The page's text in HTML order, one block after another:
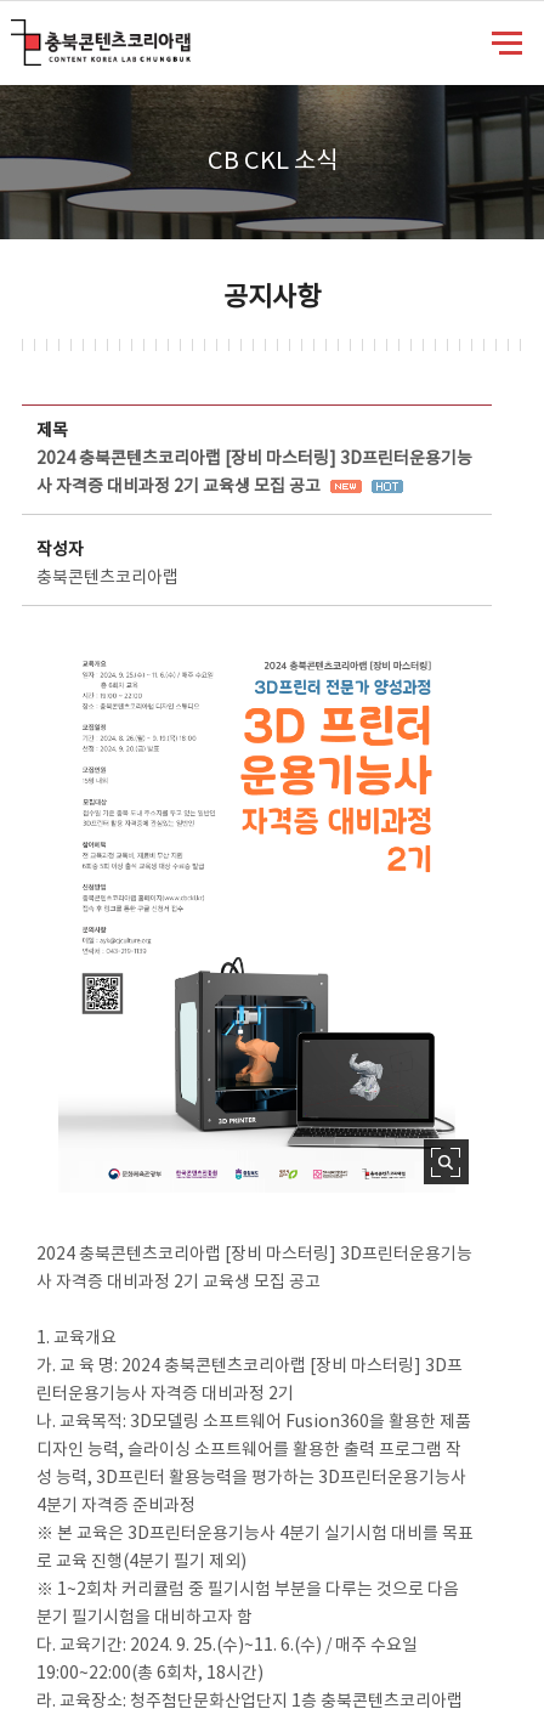
CB CKL 소식
공지사항
제목
2024 충북콘텐츠코리아랩 [장비 마스터링] 3D프린터운용기능
사 자격증 대비과정 2기 교육생 모집 공고
작성자
충북콘텐츠코리아랩
2024 충북콘텐츠코리아랩 [장비 마스터링] 3D프린터운용기능
사 자격증 대비과정 2기 교육생 모집 공고
1. 교육개요
가. 교 육 명: 2024 충북콘텐츠코리아랩 [장비 마스터링] 3D프
린터운용기능사 자격증 대비과정 2기
나. 교육목적: 3D모델링 소프트웨어 Fusion360을 활용한 제품
디자인 능력, 슬라이싱 소프트웨어를 활용한 출력 프로그램 작
성 능력, 3D프린터 활용능력을 평가하는 3D프린터운용기능사
4분기 자격증 준비과정
※ 본 교육은 3D프린터운용기능사 4분기 실기시험 대비를 목표
로 교육 진행(4분기 필기 제외)
※ 1~2회차 커리큘럼 중 필기시험 부분을 다루는 것으로 다음
분기 필기시험을 대비하고자 함
다. 교육기간: 2024. 9. 25.(수)~11. 6.(수) / 매주 수요일
19:00~22:00(총 6회차, 18시간)
라. 교육장소: 청주첨단문화산업단지 1층 충북콘텐츠코리아랩